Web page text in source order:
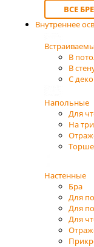
ВСЕ
Внутреннее
В
В
С
Напольные
Для
На
Настенные
Бра
Для
Для
Для